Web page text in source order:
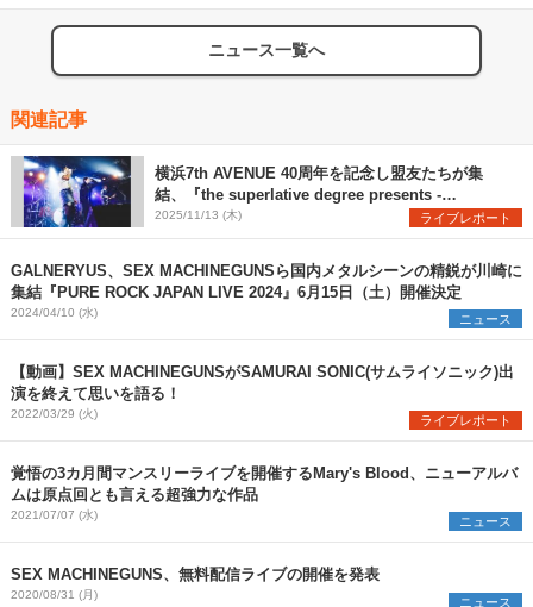
ニュース一覧へ
関連記事
横浜7th AVENUE 40周年を記念し盟友たちが集
結、『the superlative degree presents -
yokohama 7th AVENUE 40th ANNIVERSARY-』
公式レポート
2025/11/13 (木) ライブレポート
GALNERYUS、SEX MACHINEGUNSら国内メタルシーンの精鋭が川崎に
集結『PURE ROCK JAPAN LIVE 2024』6月15日（土）開催決定
2024/04/10 (水) ニュース
【動画】SEX MACHINEGUNSがSAMURAI SONIC(サムライソニック)出
演を終えて思いを語る！
2022/03/29 (火) ライブレポート
覚悟の3カ月間マンスリーライブを開催するMary's Blood、ニューアルバ
ムは原点回とも言える超強力な作品
2021/07/07 (水) ニュース
SEX MACHINEGUNS、無料配信ライブの開催を発表
2020/08/31 (月) ニュース